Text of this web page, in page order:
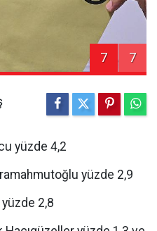
7 7
yüzde 4,2
yüzde 2,9
2,8